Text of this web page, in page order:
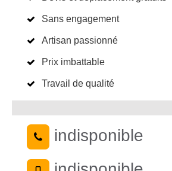
Sans engagement
Artisan passionné
Prix imbattable
Travail de qualité
indisponible